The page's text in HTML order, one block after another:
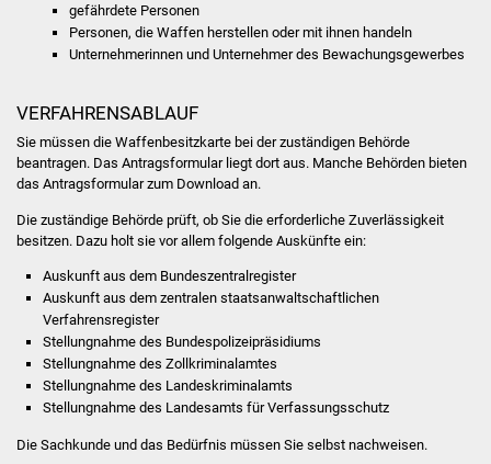
Stadtfest
Einrichtungen
Stadtbücherei
Stadtarchiv
Zehntscheuer
Bürgerhaus
Kulturhalle
gefährdete Personen
Personen, die Waffen herstellen oder mit ihnen handeln
Unternehmerinnen und Unternehmer des Bewachungsgewerbes
VERFAHRENSABLAUF
Sie müssen die Waffenbesitzkarte bei der zuständigen Behörde
beantragen. Das Antragsformular liegt dort aus. Manche Behörden bieten
das Antragsformular zum Download an.
Die zuständige Behörde prüft, ob Sie die erforderliche Zuverlässigkeit
besitzen. Dazu holt sie vor allem folgende Auskünfte ein:
Auskunft aus dem Bundeszentralregister
Auskunft aus dem zentralen staatsanwaltschaftlichen
Verfahrensregister
Stellungnahme des Bundespolizeipräsidiums
Stellungnahme des Zollkriminalamtes
Stellungnahme des Landeskriminalamts
Stellungnahme des Landesamts für Verfassungsschutz
Die Sachkunde und das Bedürfnis müssen Sie selbst nachweisen.